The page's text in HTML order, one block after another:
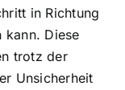
in Richtung
kann. Diese
trotz der
Unsicherheit